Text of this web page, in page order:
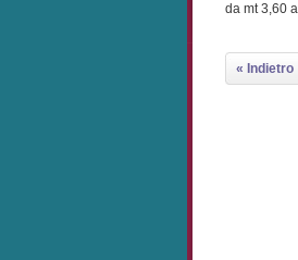
da mt 3,60
« Indietro